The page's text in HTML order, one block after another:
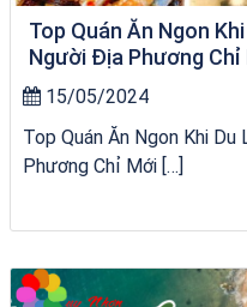
Top Quán Ăn Ngon
Người Địa Phương Chỉ
15/05/2024
Top Quán Ăn Ngon Khi
Phương Chỉ Mới […]
Tour Đà Nẵng